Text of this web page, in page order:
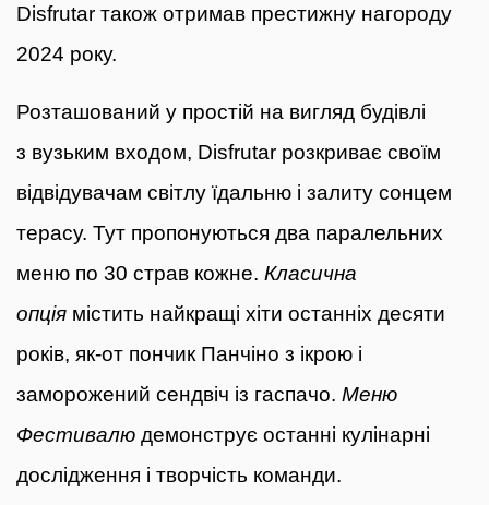
Disfrutar також отримав престижну нагороду
2024 року.
Розташований у простій на вигляд будівлі
з вузьким входом, Disfrutar розкриває своїм
відвідувачам світлу їдальню і залиту сонцем
терасу. Тут пропонуються два паралельних
меню по 30 страв кожне. Класична
опція містить найкращі хіти останніх десяти
років, як-от пончик Панчіно з ікрою і
заморожений сендвіч із гаспачо. Меню
Фестивалю демонструє останні кулінарні
дослідження і творчість команди.